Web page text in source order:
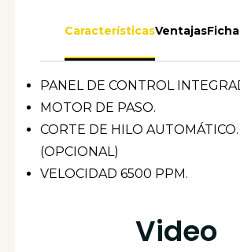
CaracterísticasVentajas
PANEL DE CONTROL
MOTOR DE PASO.
CORTE DE HILO AUTOMÁTICO.
(OPCIONAL)
VELOCIDAD 6500 PPM.
Video